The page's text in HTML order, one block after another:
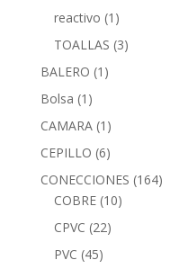
reactivo (1)
TOALLAS (3)
BALERO (1)
Bolsa (1)
CAMARA (1)
CEPILLO (6)
CONECCIONES (164)
COBRE (10)
CPVC (22)
PVC (45)